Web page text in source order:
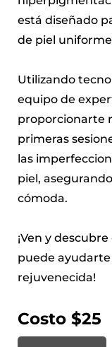
está diseñado
de piel
Utilizando
equipo de
proporcionarte
primeras
las
piel,
cómoda.
¡Ven y
puede ayudarte
rejuvenecida!
Costo $25